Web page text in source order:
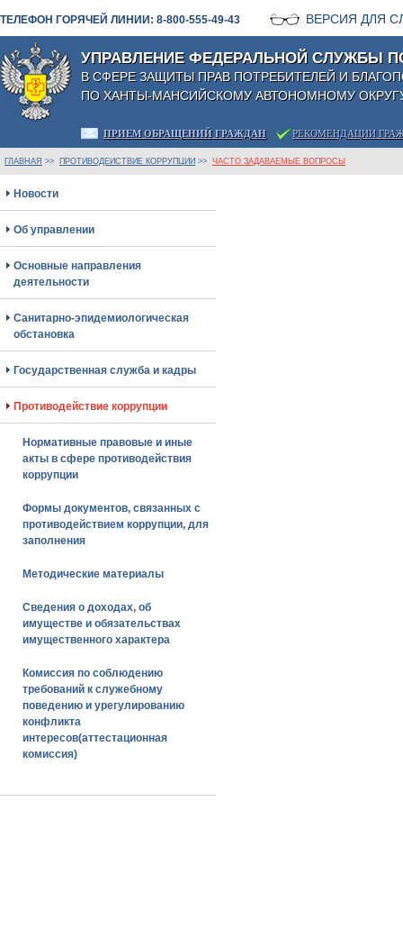
ТЕЛЕФОН ГОРЯЧЕЙ ЛИНИИ: 8-800-555-49-43 ВЕРСИЯ ДЛЯ
УПРАВЛЕНИЕ ФЕДЕРАЛЬНОЙ СЛУЖБЫ
В СФЕРЕ ЗАЩИТЫ ПРАВ ПОТРЕБИТЕЛЕЙ И
ПО ХАНТЫ-МАНСИЙСКОМУ АВТОНОМНОМУ
ПРИЕМ ОБРАЩЕНИЙ ГРАЖДАН РЕКОМЕНДАЦИИ
ГЛАВНАЯ >> ПРОТИВОДЕЙСТВИЕ КОРРУПЦИИ >> ЧАСТО ЗАДАВАЕМЫЕ ВОПРОСЫ
Новости
Об управлении
Основные направления
деятельности
Санитарно-эпидемиологическая
обстановка
Государственная служба и кадры
Противодействие коррупции
Нормативные правовые и иные
акты в сфере противодействия
коррупции
Формы документов, связанных с
противодействием коррупции, для
заполнения
Методические материалы
Сведения о доходах, об
имуществе и обязательствах
имущественного характера
Комиссия по соблюдению
требований к служебному
поведению и урегулированию
конфликта
интересов(аттестационная
комиссия)